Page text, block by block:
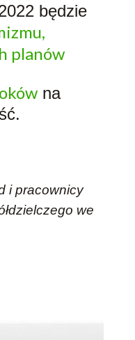
będzie
planów
na
i pracownicy
we